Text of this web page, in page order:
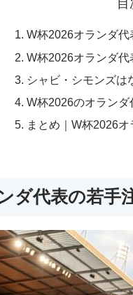
目
W杯2026オランダ
W杯2026オランダ
シャビ・シモンズは
W杯2026のオラン
まとめ｜W杯2026
ダ代表の若手